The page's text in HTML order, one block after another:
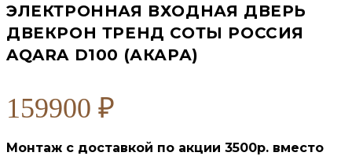
ЭЛЕКТРОННАЯ ВХОДНАЯ ДВЕРЬ
ДВЕКРОН ТРЕНД СОТЫ РОССИЯ
AQARA D100 (АКАРА)
159900 ₽
Монтаж с доставкой по акции 3500р. вместо